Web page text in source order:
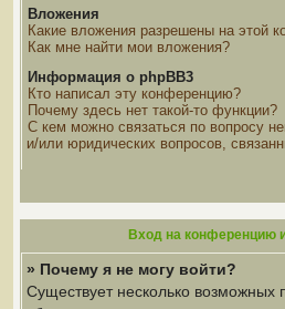
Вложения
Какие вложения разрешены на этой
Как мне найти мои вложения?
Информация о phpBB3
Кто написал эту конференцию?
Почему здесь нет такой-то функции?
С кем можно связаться по вопросу
и/или юридических вопросов,
Вход на конференцию
» Почему я не могу войти?
Существует несколько возможных